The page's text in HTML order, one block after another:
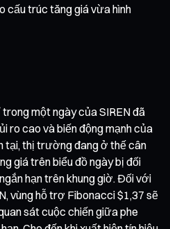
cấu trúc tăng giá vừa hình
một ngày của SIREN đã
ro cao và biến động mạnh của
tại, thị trường đang ở thế cân
giá trên biểu đồ ngày bị đối
hạn trên khung giờ. Đối với
vùng hỗ trợ Fibonacci $1,37 sẽ
sát cuộc chiến giữa phe